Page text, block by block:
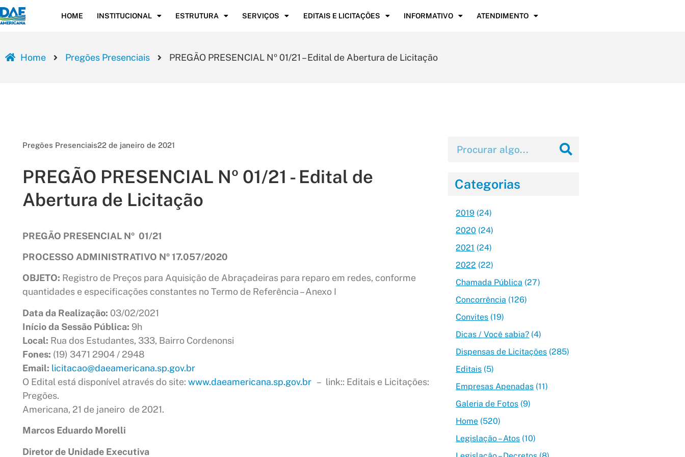
HOME INSTITUCIONAL ESTRUTURA SERVIÇOS EDITAIS E LICITAÇÕES INFORMATIVO ATENDIMENTO
Home Pregões Presenciais PREGÃO PRESENCIAL Nº 01/21 – Edital de Abertura de Licitação
Pregões Presenciais22 de janeiro de 2021
PREGÃO PRESENCIAL Nº 01/21 - Edital de
Abertura de Licitação
PREGÃO PRESENCIAL Nº 01/21
PROCESSO ADMINISTRATIVO Nº 17.057/2020
OBJETO: Registro de Preços para Aquisição de Abraçadeiras para reparo em redes, conforme
quantidades e especificações constantes no Termo de Referência – Anexo I
Data da Realização: 03/02/2021
Início da Sessão Pública: 9h
Local: Rua dos Estudantes, 333, Bairro Cordenonsi
Fones: (19) 3471 2904 / 2948
Email: licitacao@daeamericana.sp.gov.br
O Edital está disponível através do site:www.daeamericana.sp.gov.br – link:: Editais e Licitações:
Pregões.
Americana, 21 de janeiro de 2021.
Marcos Eduardo Morelli
Diretor de Unidade Executiva
Categorias
2019 (24)
2020 (24)
2021 (24)
2022 (22)
Chamada Pública (27)
Concorrência (126)
Convites (19)
Dicas / Você sabia? (4)
Dispensas de Licitações (285)
Editais (5)
Empresas Apenadas (11)
Galeria de Fotos (9)
Home (520)
Legislação – Atos (10)